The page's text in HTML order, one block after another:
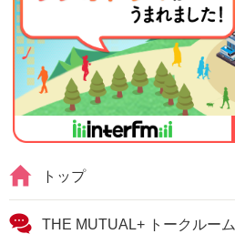
トップ
THE MUTUAL+ トークルーム